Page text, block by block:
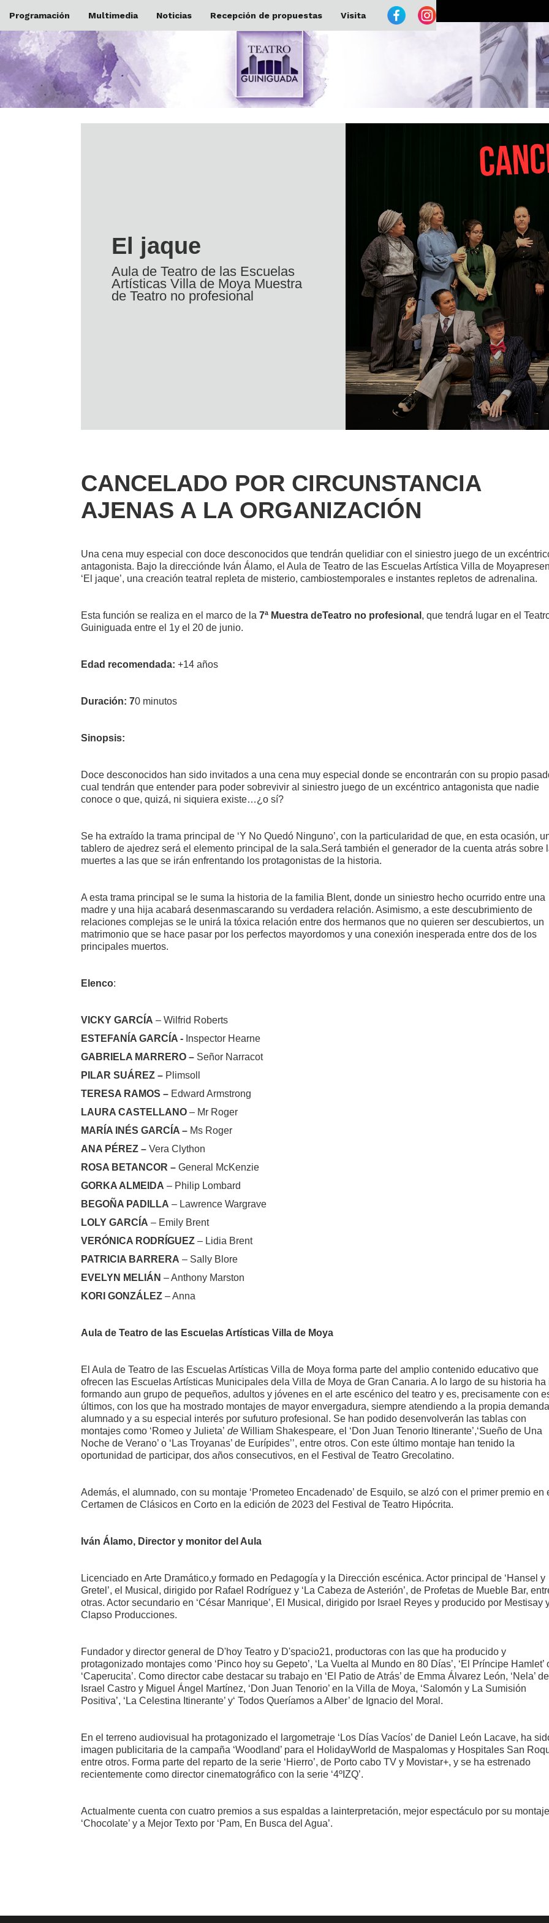
Programación Multimedia Noticias Recepción de propuestas Visita
El jaque
Aula de Teatro de las Escuelas
Artísticas Villa de Moya Muestra
de Teatro no profesional
CANCELADO POR CIRCUNSTANCIA
AJENAS A LA ORGANIZACIÓN
Una cena muy especial con doce desconocidos que tendrán quelidiar con el siniestro juego de un
antagonista. Bajo la direcciónde Iván Álamo, el Aula de Teatro de las Escuelas Artística Villa de
‘El jaque’, una creación teatral repleta de misterio, cambiostemporales e instantes repletos de adrenalina.
Esta función se realiza en el marco de la 7ª Muestra deTeatro no profesional , que tendrá lugar en el
Guiniguada entre el 1y el 20 de junio.
Edad recomendada: +14 años
Duración: 70 minutos
Sinopsis:
Doce desconocidos han sido invitados a una cena muy especial donde se encontrarán con su propio
cual tendrán que entender para poder sobrevivir al siniestro juego de un excéntrico antagonista que nadie
conoce o que, quizá, ni siquiera existe…¿o sí?
Se ha extraído la trama principal de ‘Y No Quedó Ninguno’, con la particularidad de que, en esta ocasión,
tablero de ajedrez será el elemento principal de la sala.Será también el generador de la cuenta atrás sobre
muertes a las que se irán enfrentando los protagonistas de la historia.
A esta trama principal se le suma la historia de la familia Blent, donde un siniestro hecho ocurrido entre una
madre y una hija acabará desenmascarando su verdadera relación. Asimismo, a este descubrimiento de
relaciones complejas se le unirá la tóxica relación entre dos hermanos que no quieren ser descubiertos, un
matrimonio que se hace pasar por los perfectos mayordomos y una conexión inesperada entre dos de los
principales muertos.
Elenco:
VICKY GARCÍA – Wilfrid Roberts
ESTEFANÍA GARCÍA - Inspector Hearne
GABRIELA MARRERO – Señor Narracot
PILAR SUÁREZ – Plimsoll
TERESA RAMOS – Edward Armstrong
LAURA CASTELLANO – Mr Roger
MARÍA INÉS GARCÍA – Ms Roger
ANA PÉREZ – Vera Clython
ROSA BETANCOR – General McKenzie
GORKA ALMEIDA – Philip Lombard
BEGOÑA PADILLA – Lawrence Wargrave
LOLY GARCÍA – Emily Brent
VERÓNICA RODRÍGUEZ – Lidia Brent
PATRICIA BARRERA – Sally Blore
EVELYN MELIÁN – Anthony Marston
KORI GONZÁLEZ – Anna
Aula de Teatro de las Escuelas Artísticas Villa de Moya
El Aula de Teatro de las Escuelas Artísticas Villa de Moya forma parte del amplio contenido educativo que
ofrecen las Escuelas Artísticas Municipales dela Villa de Moya de Gran Canaria. A lo largo de su historia ha
formando aun grupo de pequeños, adultos y jóvenes en el arte escénico del teatro y es, precisamente con
últimos, con los que ha mostrado montajes de mayor envergadura, siempre atendiendo a la propia
alumnado y a su especial interés por sufuturo profesional. Se han podido desenvolverán las tablas con
montajes como ‘Romeo y Julieta’ de William Shakespeare, el ‘Don Juan Tenorio Itinerante’,‘Sueño de Una
Noche de Verano’ o ‘Las Troyanas’ de Eurípides’’, entre otros. Con este último montaje han tenido la
oportunidad de participar, dos años consecutivos, en el Festival de Teatro Grecolatino.
Además, el alumnado, con su montaje ‘Prometeo Encadenado’ de Esquilo, se alzó con el primer premio en
Certamen de Clásicos en Corto en la edición de 2023 del Festival de Teatro Hipócrita.
Iván Álamo, Director y monitor del Aula
Licenciado en Arte Dramático,y formado en Pedagogía y la Dirección escénica. Actor principal de ‘Hansel y
Gretel’, el Musical, dirigido por Rafael Rodríguez y ‘La Cabeza de Asterión’, de Profetas de Mueble Bar,
otras. Actor secundario en ‘César Manrique’, El Musical, dirigido por Israel Reyes y producido por Mestisay
Clapso Producciones.
Fundador y director general de D'hoy Teatro y D'spacio21, productoras con las que ha producido y
protagonizado montajes como ‘Pinco hoy su Gepeto’, ‘La Vuelta al Mundo en 80 Días’, ‘El Príncipe Hamlet’
‘Caperucita’. Como director cabe destacar su trabajo en ‘El Patio de Atrás’ de Emma Álvarez León, ‘Nela’ de
Israel Castro y Miguel Ángel Martínez, ‘Don Juan Tenorio’ en la Villa de Moya, ‘Salomón y La Sumisión
Positiva’, ‘La Celestina Itinerante’ y‘ Todos Queríamos a Alber’ de Ignacio del Moral.
En el terreno audiovisual ha protagonizado el largometraje ‘Los Días Vacíos’ de Daniel León Lacave, ha
imagen publicitaria de la campaña ‘Woodland’ para el HolidayWorld de Maspalomas y Hospitales San
entre otros. Forma parte del reparto de la serie ‘Hierro’, de Porto cabo TV y Movistar+, y se ha estrenado
recientemente como director cinematográfico con la serie ‘4ºIZQ’.
Actualmente cuenta con cuatro premios a sus espaldas a lainterpretación, mejor espectáculo por su montaje
‘Chocolate’ y a Mejor Texto por ‘Pam, En Busca del Agua’.